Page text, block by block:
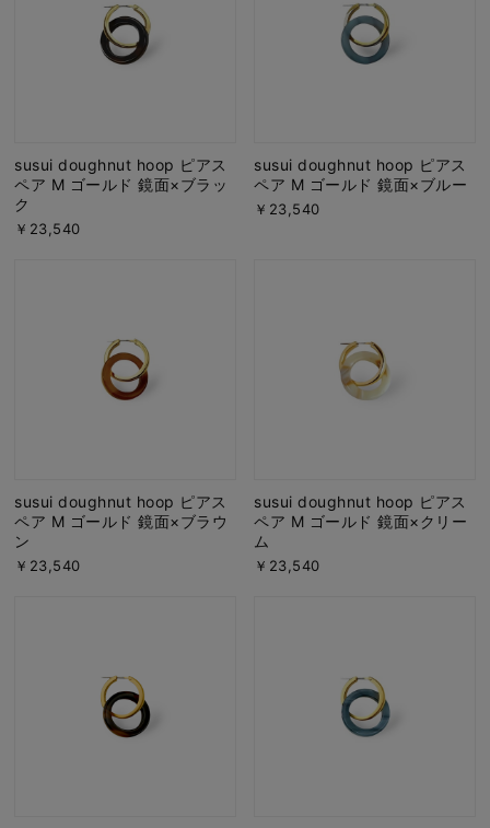
susui doughnut hoop ピアス
ペア M ゴールド 鏡面×ブラッ
ク
￥23,540
susui doughnut hoop ピアス
ペア M ゴールド 鏡面×ブルー
￥23,540
susui doughnut hoop ピアス
ペア M ゴールド 鏡面×ブラウ
ン
￥23,540
susui doughnut hoop ピアス
ペア M ゴールド 鏡面×クリー
ム
￥23,540